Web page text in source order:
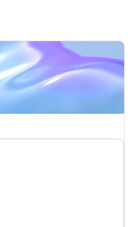
PC o inalámbrica